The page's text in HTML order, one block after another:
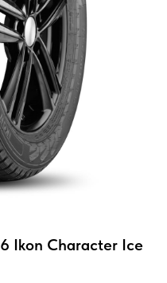
Ikon Character Ice